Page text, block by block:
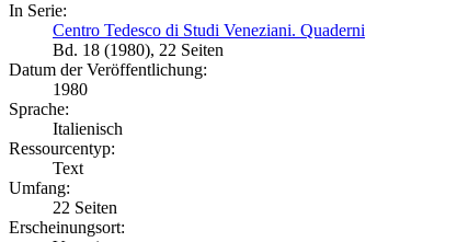
In Serie:
Centro Tedesco di Studi Veneziani. Quaderni
Bd. 18 (1980), 22 Seiten
Datum der Veröffentlichung:
1980
Sprache:
Italienisch
Ressourcentyp:
Text
Umfang:
22 Seiten
Erscheinungsort: